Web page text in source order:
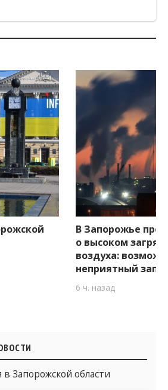
В Запорожье
о высоком
воздуха:
неприятный
6 ч. назад
в Запорожской области